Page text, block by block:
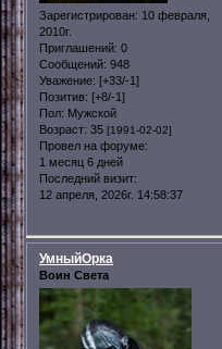
Зарегистрирован: 10 февраля,
2010г.
Приглашений: 0
Сообщений: 948
Уважение: [+33/-1]
Позитив: [+8/-1]
Пол: Мужской
Возраст: 35 [1991-02-02]
Провел на форуме:
1 месяц 6 дней
Последний визит:
12 апреля, 2026г. 14:58:37
УмныйОрка
Воин Света